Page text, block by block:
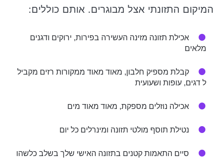
המיקום התזונתי אצל מבוגרים. אותם כוללים:
אכילת תזונה מזינה העשירה בפירות, ירוקים ודגנים
מלאים
קבלת מספיק חלבון, מאוד מאוד ממקורות רזים מקביל
ל דגים, עופות ושעועית
אכילה נוזלים מספקת, מאוד מאוד מים
נטילת תוסף מולטי תזונה ומינרלים כל יום
סיים התאמות קטנים בתזונה האישי שלך בשלב כלשהו